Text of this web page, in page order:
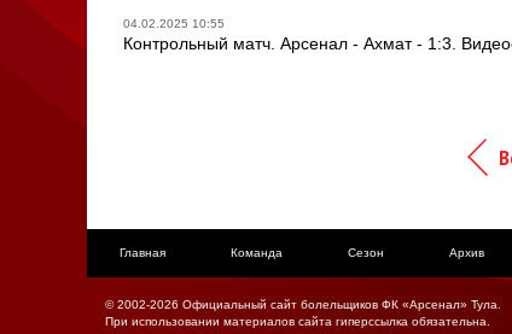
04.02.2025 10:55
Контрольный матч. Арсенал - Ахмат - 1:3.
Главная Команда Сезон Архив
© 2002-2026 Официальный сайт болельщиков ФК «Арсенал» Тула.
При использовании материалов сайта гиперссылка обязательна.